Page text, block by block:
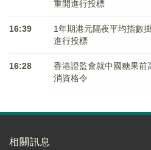
重開進行投標
16:39
1年期港元隔夜平均指數
進行投標
16:28
香港證監會就中國糖果前
消資格令
相關訊息